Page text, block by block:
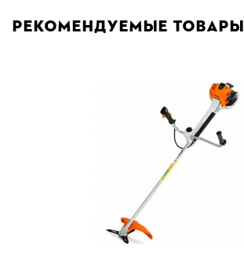
Рекомендуемые товары